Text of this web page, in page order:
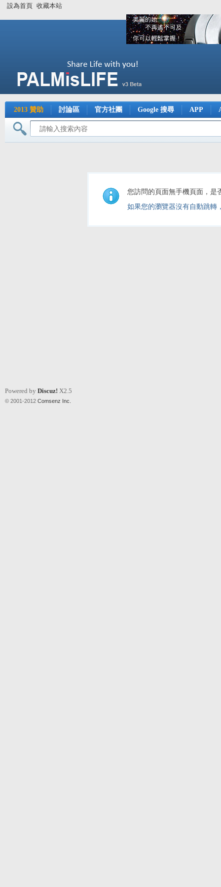
設為首頁 收藏本站
2013 贊助 討論區 官方社團 Google 搜尋 APP
您訪問的頁面無手機頁面，是
如果您的瀏覽器沒有自動跳轉
Powered by Discuz! X2.5
© 2001-2012 Comsenz Inc.